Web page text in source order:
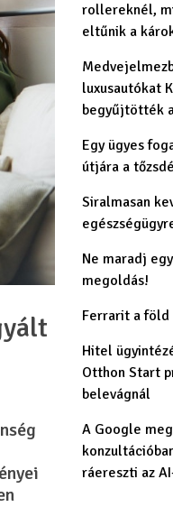
rollereknél,
eltűnik a
luxusautókat
begyűjtötték
Egy ügyes
útjára a
Siralmasan
Ne maradj
megoldás!
Ferrarit a
Hitel
Otthon Start
belevágnál
A Google
ráereszti az